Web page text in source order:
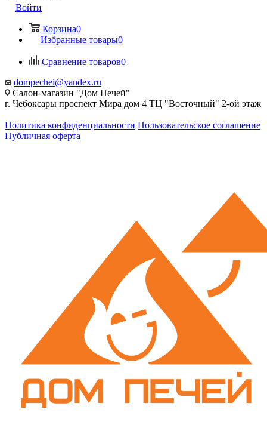
Войти
Корзина0
Избранные товары0
Сравнение товаров0
dompechei@yandex.ru
Салон-магазин "Дом Печей"
г. Чебоксары проспект Мира дом 4 ТЦ "Восточный" 2-ой этаж
Политика конфиденциальности Пользовательское соглашение
Публичная оферта